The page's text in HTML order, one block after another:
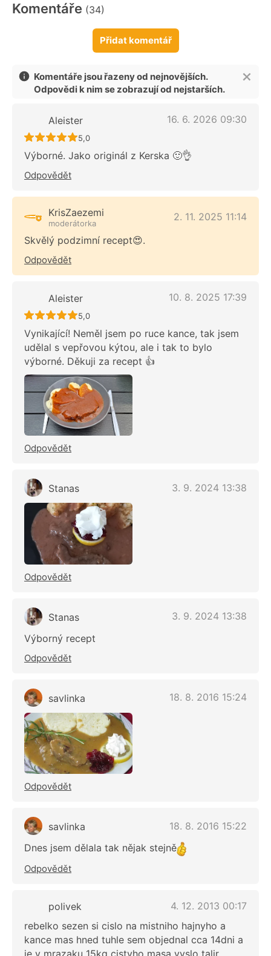
Komentáře (34)
Přidat komentář
Komentáře jsou řazeny od nejnovějších.
Odpovědi k nim se zobrazují od nejstarších.
Aleister 16. 6. 2026 09:30
Recept ještě nebyl hodnocen
5,0
Výborné. Jako originál z Kerska 🙂👌
Odpovědět
KrisZaezemi
moderátorka
2. 11. 2025 11:14
Skvělý podzimní recept😍.
Odpovědět
Aleister 10. 8. 2025 17:39
Recept ještě nebyl hodnocen
5,0
Vynikající! Neměl jsem po ruce kance, tak jsem
udělal s vepřovou kýtou, ale i tak to bylo
výborné. Děkuji za recept 👍
Odpovědět
Stanas 3. 9. 2024 13:38
Odpovědět
Stanas
3. 9. 2024 13:38
Výborný recept
Odpovědět
savlinka 18. 8. 2016 15:24
Odpovědět
savlinka
18. 8. 2016 15:22
Dnes jsem dělala tak nějak stejně
Odpovědět
polivek
4. 12. 2013 00:17
rebelko sezen si cislo na mistniho hajnyho a
kance mas hned tuhle sem objednal cca 14dni a
je v mrazaku 15kg cistyho masa vyslo talir.